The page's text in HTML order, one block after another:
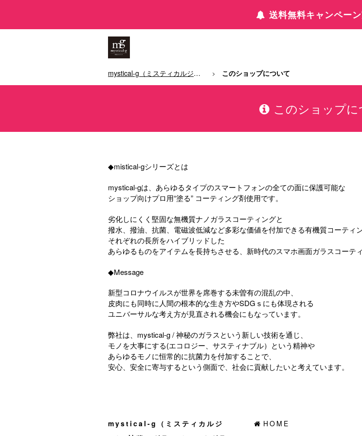
送料無料キャンペー
mystical-g（ミスティカルジー）/神秘のガラス（スマホガラスコーティング）トップ このショップについて
このショップに
◆mistical-gシリーズとは
mystical-gは、あらゆるタイプのスマートフォンの全ての面に保護可能な
ショップ向けプロ用“塗る” コーティング剤使用です。
劣化しにくく堅固な無機質ナノガラスコーティングと
撥水、撥油、抗菌、電磁波低減など多彩な価値を付加できる有機質コーティ
それぞれの長所をハイブリッドした
あらゆるものをアイテムを長持ちさせる、新時代のスマホ画面ガラスコーティ
◆Message
新型コロナウイルスが世界を席巻する未曽有の混乱の中、
皮肉にも同時に人間の根本的な生き方やSDGｓにも体現される
ユニバーサルな考え方が見直される機会にもなっています。
弊社は、mystical-g / 神秘のガラスという新しい技術を通じ、
モノを大事にする(エコロジー、サスティナブル）という精神や
あらゆるモノに恒常的に抗菌力を付加することで、
安心、安全に寄与するという側面で、社会に貢献したいと考えています。
mystical-g（ミスティカルジ
HOME